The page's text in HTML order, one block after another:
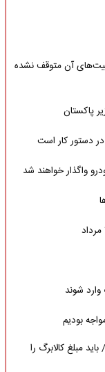
آن متوقف نشده
پاکستان
دستور کار است
واگذار خواهند شد
شوند
بودیم
مبلغ کالابرگ را